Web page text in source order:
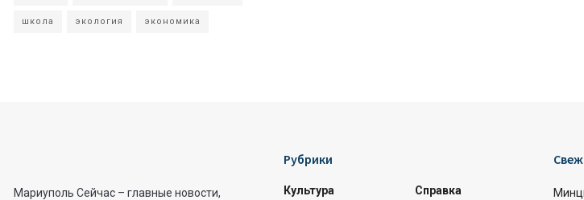
школа экология экономика
Мариуполь Сейчас – главные новости,
Рубрики
Культура
Справка